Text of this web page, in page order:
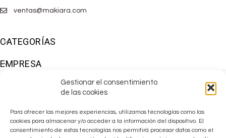
Gestionar el consentimiento
de las cookies
Para ofrecer las mejores experiencias, utilizamos tecnologías como las
cookies para almacenar y/o acceder a la información del dispositivo. El
consentimiento de estas tecnologías nos permitirá procesar datos como el
ventas@makiara.com
CATEGORÍAS
EMPRESA